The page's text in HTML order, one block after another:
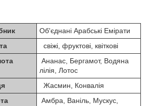
Об'єднані Арабські Емірати
свіжі, фруктові, квіткові
Ананас, Бергамот, Водяна
лілія, Лотос
Жасмин, Конвалія
Амбра, Ваніль, Мускус,